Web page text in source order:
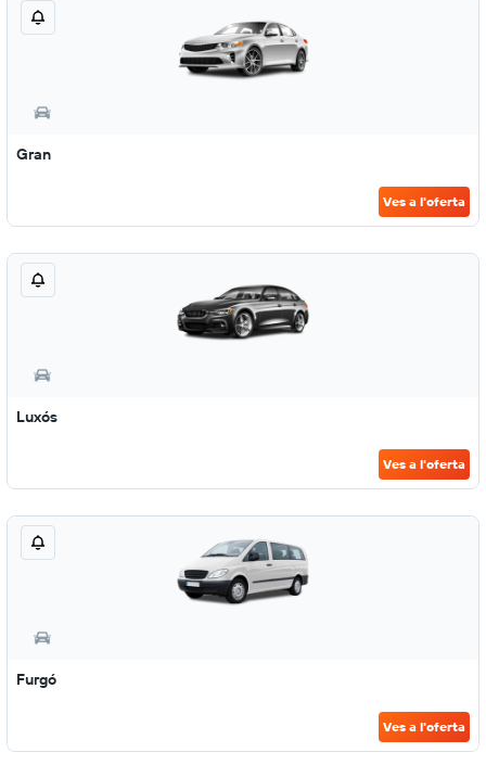
Gran
Ves a l'oferta
Luxós
Ves a l'oferta
Furgó
Ves a l'oferta